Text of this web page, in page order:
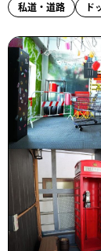
私道・道路 ド